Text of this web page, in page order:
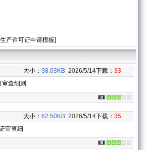
产许可证申请模板]
大小： 38.03KB 2026/5/14下载： 33
查细则
大小： 62.50KB 2026/5/14下载： 35
审查细